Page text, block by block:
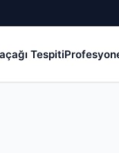
Tespiti